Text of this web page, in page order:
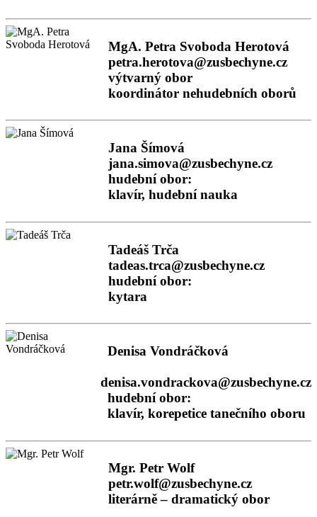
MgA. Petra Svoboda Herotová
petra.herotova@zusbechyne.cz
výtvarný obor
koordinátor nehudebních oborů
Jana Šímová
jana.simova@zusbechyne.cz
hudební obor:
klavír, hudební nauka
Tadeáš Trča
tadeas.trca@zusbechyne.cz
hudební obor:
kytara
Denisa Vondráčková
denisa.vondrackova@zusbechyne.cz
hudební obor:
klavír, korepetice tanečního oboru
Mgr. Petr Wolf
petr.wolf@zusbechyne.cz
literárně – dramatický obor